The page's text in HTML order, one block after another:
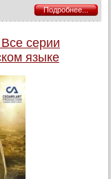
Подробнее...
серии
языке